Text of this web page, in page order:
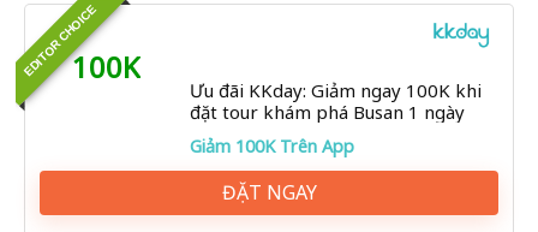
EDITOR CHOICE100K
Ưu đãi KKday: Giảm ngay 100K khi
đặt tour khám phá Busan 1 ngày
Giảm 100K Trên App
ĐẶT NGAY